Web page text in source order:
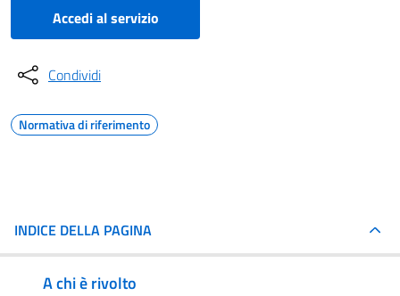
Accedi al servizio
Condividi
Normativa di riferimento
INDICE DELLA PAGINA
A chi è rivolto